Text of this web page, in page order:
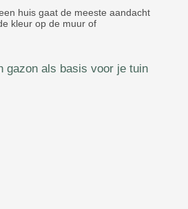
huis gaat de meeste aandacht
kleur op de muur of